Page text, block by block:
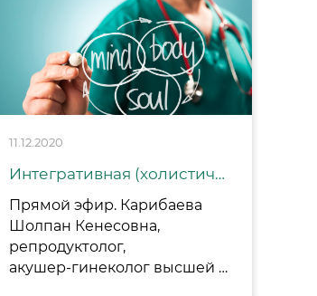
11.12.2020
Интегративная (холистическая) медицина - что это?
Прямой эфир. Карибаева
Шолпан Кенесовна,
репродуктолог,
акушер-гинеколог высшей категории, директор по стратегическому развитию и Корабельникова Галина Пайзахматовна, эндокринолог